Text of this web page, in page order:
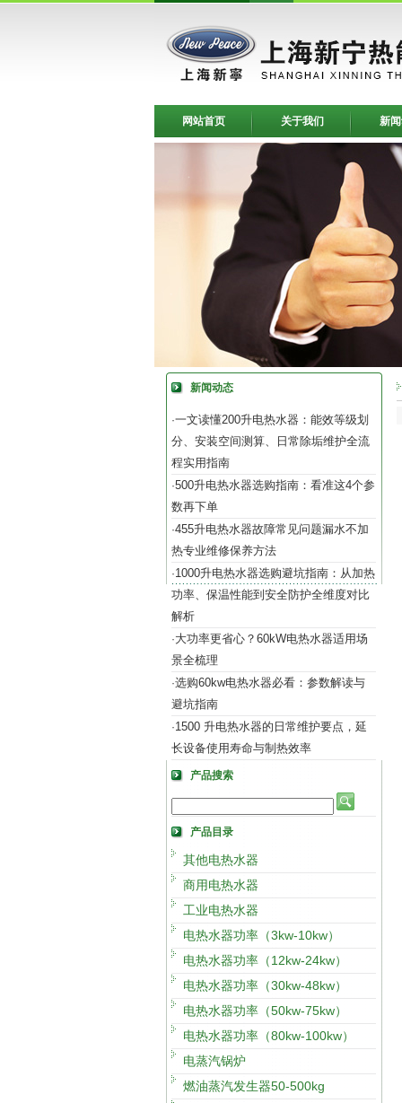
网站首页 关于我们 新
新闻动态
·一文读懂200升电热水器：能效等级划
分、安装空间测算、日常除垢维护全流
程实用指南
·500升电热水器选购指南：看准这4个参
数再下单
·455升电热水器故障常见问题漏水不加
热专业维修保养方法
·1000升电热水器选购避坑指南：从加热
功率、保温性能到安全防护全维度对比
解析
·大功率更省心？60kW电热水器适用场
景全梳理
·选购60kw电热水器必看：参数解读与
避坑指南
·1500 升电热水器的日常维护要点，延
长设备使用寿命与制热效率
产品搜索
产品目录
其他电热水器
商用电热水器
工业电热水器
电热水器功率（3kw-10kw）
电热水器功率（12kw-24kw）
电热水器功率（30kw-48kw）
电热水器功率（50kw-75kw）
电热水器功率（80kw-100kw）
电蒸汽锅炉
燃油蒸汽发生器50-500kg